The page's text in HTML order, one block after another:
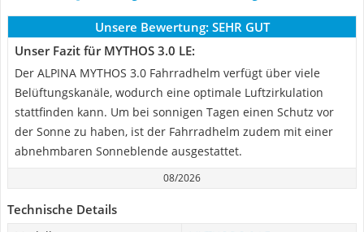
Unsere Bewertung: SEHR GUT
Unser Fazit für MYTHOS 3.0 LE:
Der ALPINA MYTHOS 3.0 Fahrradhelm verfügt über viele
Belüftungskanäle, wodurch eine optimale Luftzirkulation
stattfinden kann. Um bei sonnigen Tagen einen Schutz vor
der Sonne zu haben, ist der Fahrradhelm zudem mit einer
abnehmbaren Sonneblende ausgestattet.
08/2026
Technische Details